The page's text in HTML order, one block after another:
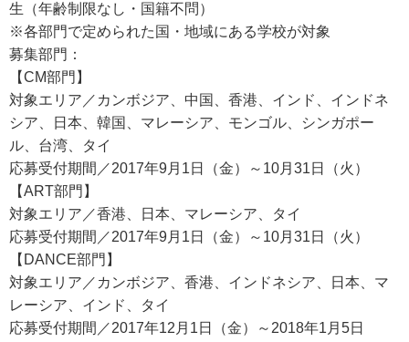
生（年齢制限なし・国籍不問）
※各部門で定められた国・地域にある学校が対象
募集部門：
【CM部門】
対象エリア／カンボジア、中国、香港、インド、インドネ
シア、日本、韓国、マレーシア、モンゴル、シンガポー
ル、台湾、タイ
応募受付期間／2017年9月1日（金）～10月31日（火）
【ART部門】
対象エリア／香港、日本、マレーシア、タイ
応募受付期間／2017年9月1日（金）～10月31日（火）
【DANCE部門】
対象エリア／カンボジア、香港、インドネシア、日本、マ
レーシア、インド、タイ
応募受付期間／2017年12月1日（金）～2018年1月5日